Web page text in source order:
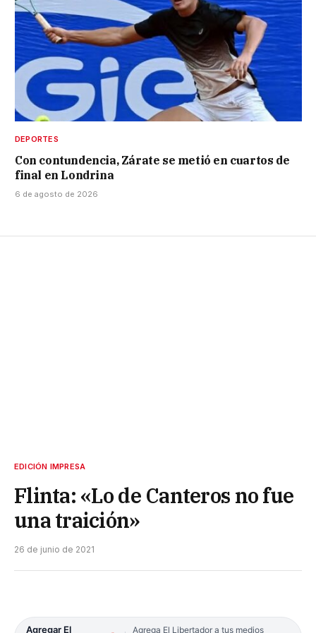
DEPORTES
Con contundencia, Zárate se metió en cuartos de
final en Londrina
6 de agosto de 2026
EDICIÓN IMPRESA
Flinta: «Lo de Canteros no fue
una traición»
26 de junio de 2021
Agregar El Agrega El Libertador a tus medios